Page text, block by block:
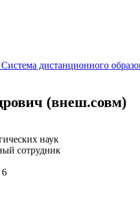
Система дистанционного
(внеш.совм)
наук
сотрудник
6